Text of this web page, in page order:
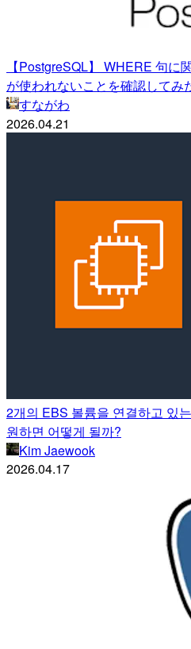
【PostgreSQL】 WHERE 句に
が使われないことを確認してみ
すながわ
2026.04.21
2개의 EBS 볼륨을 연결하고 있
원하면 어떻게 될까?
Kim Jaewook
2026.04.17